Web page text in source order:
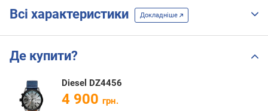
Всі характеристики Докладніше
Де купити?
Diesel DZ4456
4 900 грн.